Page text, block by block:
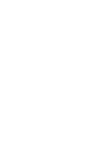
می شوند. اغلب
مستحلک شدن
و حوادث نیز می
مجموعه ای به هم
دیگر تاثیر
زمان نسبت
در زمان
خرید
توجه
این زمینه مشورت
فروشگاه های